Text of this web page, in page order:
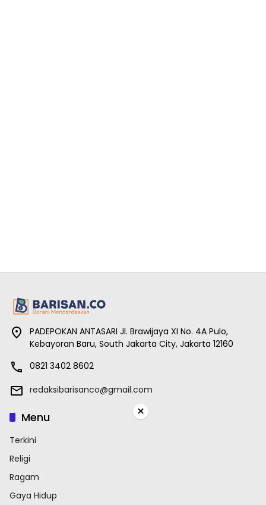
PADEPOKAN ANTASARI Jl. Brawijaya XI No. 4A Pulo,
Kebayoran Baru, South Jakarta City, Jakarta 12160
0821 3402 8602
redaksibarisanco@gmail.com
Menu
Terkini
Religi
Ragam
Gaya Hidup
×